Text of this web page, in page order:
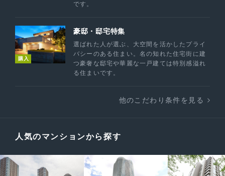
です。
購入
豪邸・邸宅特集
選ばれた人が選ぶ、大空間を活かしたプライ
バシーのある住まい。名の知れた住宅街に建
つ豪奢な邸宅や華麗な一戸建ては特別感溢れ
る住まいです。
他のこだわり条件を見る
人気のマンションから探す